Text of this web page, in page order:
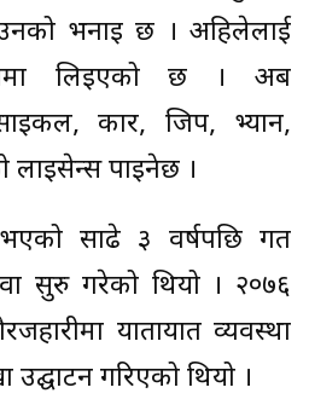
भनाइ छ । अहिलेलाई
लिइएको छ । अब
कार, जिप, भ्यान,
लाइसेन्स पाइनेछ ।
भएको साढे ३ वर्षपछि गत
सुरु गरेको थियो । २०७६
यातायात व्यवस्था
उद्घाटन गरिएको थियो ।